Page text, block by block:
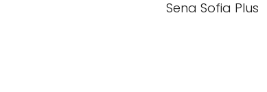
Sena Sofia Plus